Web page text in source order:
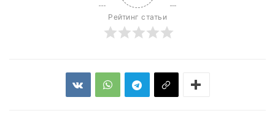
Рейтинг статьи